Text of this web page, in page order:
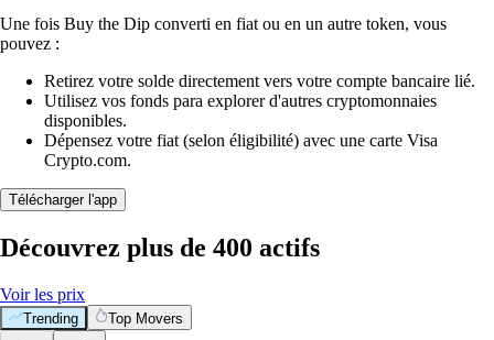
Une fois Buy the Dip converti en fiat ou en un autre token, vous
pouvez :
Retirez votre solde directement vers votre compte bancaire lié.
Utilisez vos fonds para explorer d'autres cryptomonnaies
disponibles.
Dépensez votre fiat (selon éligibilité) avec une carte Visa
Crypto.com.
Télécharger l'app
Découvrez plus de 400 actifs
Voir les prix
Trending Top Movers